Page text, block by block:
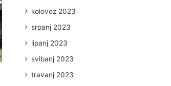
kolovoz 2023
srpanj 2023
lipanj 2023
svibanj 2023
travanj 2023